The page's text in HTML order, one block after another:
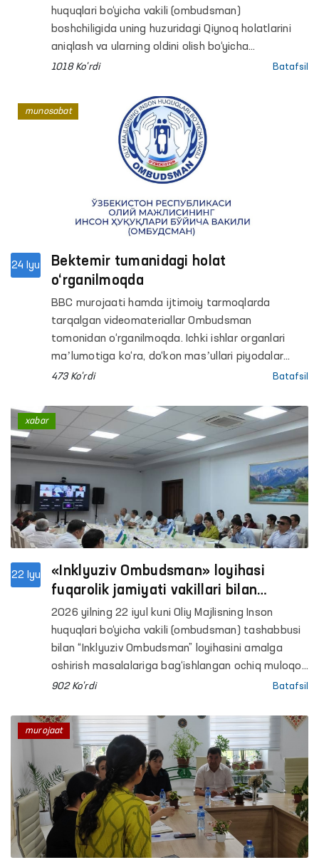
huquqlari bo‘yicha vakili (ombudsman)
boshchiligida uning huzuridagi Qiynoq holatlarini
aniqlash va ularning oldini olish bo‘yicha
jamoatchilik guruhi aʼzolari Toshkent viloyatidagi
tashrifini amalga oshirdi.
1018 Ko'rdi Batafsil
24 Iyu
Bektemir tumanidagi holat
o‘rganilmoqda
BBC murojaati hamda ijtimoiy tarmoqlarda
tarqalgan videomateriallar Ombudsman
tomonidan o‘rganilmoqda. Ichki ishlar organlari
maʼlumotiga ko‘ra, do‘kon masʼullari piyodalar
yo‘lidagi qurilish materiallarini olib tashlash
talablar bajarilmagan va ikki nafar fuqaro
maʼmuriy javobgarlikka tortilgan. Murojaatda esa
ularni IIB binosiga olib borish jarayonida ortiqcha
kuch ishlatilgani bildirilgan. Ichki ishlar organlari
mazkur vajni rad etib, xodimlar o‘z vakolatlari
doirasida harakat qilganini maʼlum qilgan.
473 Ko'rdi Batafsil
munosabat
22 Iyu
«Inklyuziv Ombudsman» loyihasi
fuqarolik jamiyati vakillari bilan
muhokama qilindi
2026 yilning 22 iyul kuni Oliy Majlisning Inson
huquqlari bo‘yicha vakili (ombudsman) tashabbusi
bilan “Inklyuziv Ombudsman” loyihasini amalga
oshirish masalalariga bag‘ishlangan ochiq muloqot
o‘tkazildi.
902 Ko'rdi Batafsil
xabar
murojaat